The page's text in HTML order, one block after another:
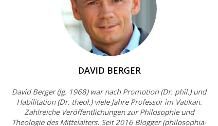
DAVID BERGER
David Berger (Jg. 1968) war nach Promotion (Dr. phil.) und
Habilitation (Dr. theol.) viele Jahre Professor im Vatikan.
Zahlreiche Veröffentlichungen zur Philosophie und
Theologie des Mittelalters. Seit 2016 Blogger (philosophia-